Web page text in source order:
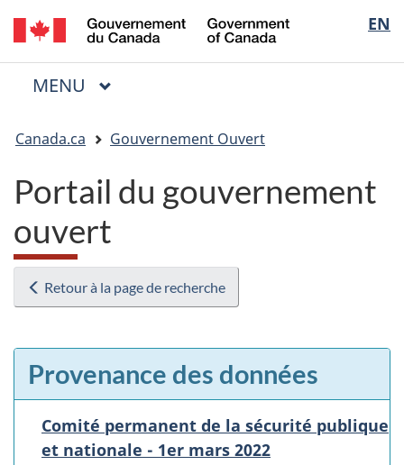
Passer
au
contenu
Passer
à
« Au
Passer
à
la
EN
of
Menu
MENU PRINCIPAL
êtes
ici
Canada.ca Gouvernement Ouvert
Portail du gouvernement
ouvert
Retour à la page de recherche
Provenance des données
Comité permanent de la sécurité publique
et nationale - 1er mars 2022